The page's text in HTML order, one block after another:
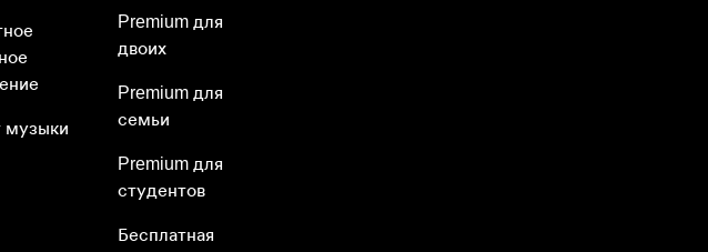
Premium для
двоих
Premium для
семьи
Premium для
студентов
Бесплатная